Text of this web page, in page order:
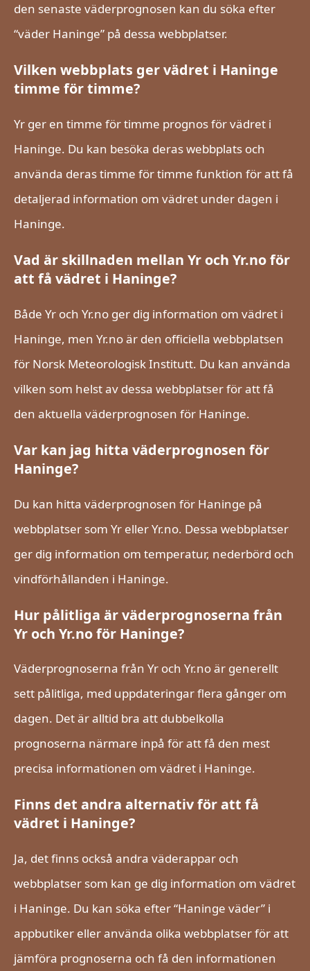
den senaste väderprognosen kan du söka efter
“väder Haninge” på dessa webbplatser.
Vilken webbplats ger vädret i Haninge
timme för timme?
Yr ger en timme för timme prognos för vädret i
Haninge. Du kan besöka deras webbplats och
använda deras timme för timme funktion för att få
detaljerad information om vädret under dagen i
Haninge.
Vad är skillnaden mellan Yr och Yr.no för
att få vädret i Haninge?
Både Yr och Yr.no ger dig information om vädret i
Haninge, men Yr.no är den officiella webbplatsen
för Norsk Meteorologisk Institutt. Du kan använda
vilken som helst av dessa webbplatser för att få
den aktuella väderprognosen för Haninge.
Var kan jag hitta väderprognosen för
Haninge?
Du kan hitta väderprognosen för Haninge på
webbplatser som Yr eller Yr.no. Dessa webbplatser
ger dig information om temperatur, nederbörd och
vindförhållanden i Haninge.
Hur pålitliga är väderprognoserna från
Yr och Yr.no för Haninge?
Väderprognoserna från Yr och Yr.no är generellt
sett pålitliga, med uppdateringar flera gånger om
dagen. Det är alltid bra att dubbelkolla
prognoserna närmare inpå för att få den mest
precisa informationen om vädret i Haninge.
Finns det andra alternativ för att få
vädret i Haninge?
Ja, det finns också andra väderappar och
webbplatser som kan ge dig information om vädret
i Haninge. Du kan söka efter “Haninge väder” i
appbutiker eller använda olika webbplatser för att
jämföra prognoserna och få den informationen